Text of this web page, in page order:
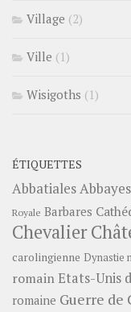
Village (2)
Ville (1)
Wisigoths (1)
ÉTIQUETTES
Abbatiales Abbayes
Royale Barbares
Chevalier
carolingienne Dynastie
romainEtats-Unis
romaine Guerre de